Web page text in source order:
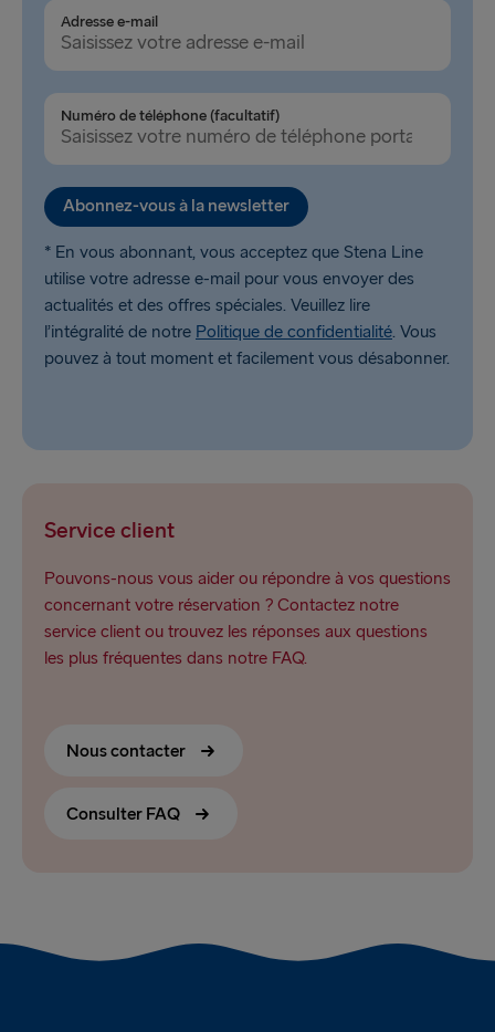
Adresse e-mail
Numéro de téléphone (facultatif)
Abonnez-vous à la newsletter
* En vous abonnant, vous acceptez que Stena Line
utilise votre adresse e-mail pour vous envoyer des
actualités et des offres spéciales. Veuillez lire
l’intégralité de notre Politique de confidentialité. Vous
pouvez à tout moment et facilement vous désabonner.
Service client
Pouvons-nous vous aider ou répondre à vos questions
concernant votre réservation ? Contactez notre
service client ou trouvez les réponses aux questions
les plus fréquentes dans notre FAQ.
Nous contacter
Consulter FAQ